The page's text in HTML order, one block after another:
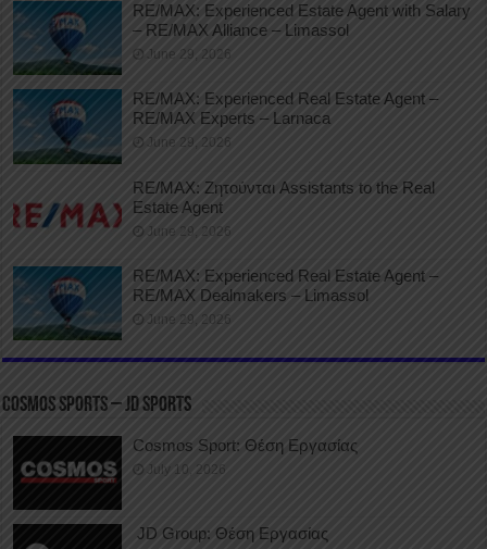
RE/MAX: Experienced Estate Agent with Salary
– RE/MAX Alliance – Limassol
June 29, 2026
RE/MAX: Experienced Real Estate Agent –
RE/MAX Experts – Larnaca
June 29, 2026
RE/MAX: Ζητούνται Assistants to the Real
Estate Agent
June 29, 2026
RE/MAX: Experienced Real Estate Agent –
RE/MAX Dealmakers – Limassol
June 29, 2026
COSMOS SPORTS – JD SPORTS
Cosmos Sport: Θέση Εργασίας
July 10, 2026
JD Group: Θέση Εργασίας